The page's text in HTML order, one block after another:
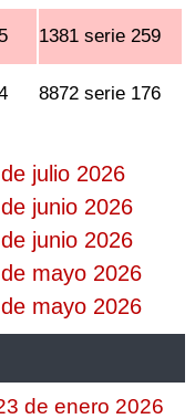
1381 serie 259
8872 serie 176
julio 2026
junio 2026
junio 2026
mayo 2026
mayo 2026
de enero 2026